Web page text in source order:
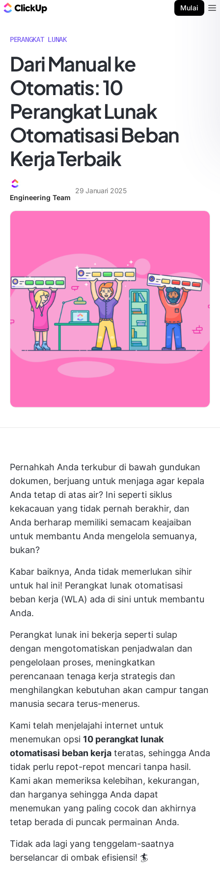
Mulai
PERANGKAT LUNAK
Dari Manual ke
Otomatis: 10
Perangkat Lunak
Otomatisasi Beban
Kerja Terbaik
Engineering Team
29 Januari 2025
Pernahkah Anda terkubur di bawah gundukan
dokumen, berjuang untuk menjaga agar kepala
Anda tetap di atas air? Ini seperti siklus
kekacauan yang tidak pernah berakhir, dan
Anda berharap memiliki semacam keajaiban
untuk membantu Anda mengelola semuanya,
bukan?
Kabar baiknya, Anda tidak memerlukan sihir
untuk hal ini! Perangkat lunak otomatisasi
beban kerja (WLA) ada di sini untuk membantu
Anda.
Perangkat lunak ini bekerja seperti sulap
dengan mengotomatiskan penjadwalan dan
pengelolaan proses, meningkatkan
perencanaan tenaga kerja strategis dan
menghilangkan kebutuhan akan campur tangan
manusia secara terus-menerus.
Kami telah menjelajahi internet untuk
menemukan opsi 10 perangkat lunak
otomatisasi beban kerja teratas, sehingga Anda
tidak perlu repot-repot mencari tanpa hasil.
Kami akan memeriksa kelebihan, kekurangan,
dan harganya sehingga Anda dapat
menemukan yang paling cocok dan akhirnya
tetap berada di puncak permainan Anda.
Tidak ada lagi yang tenggelam-saatnya
berselancar di ombak efisiensi! 🏄